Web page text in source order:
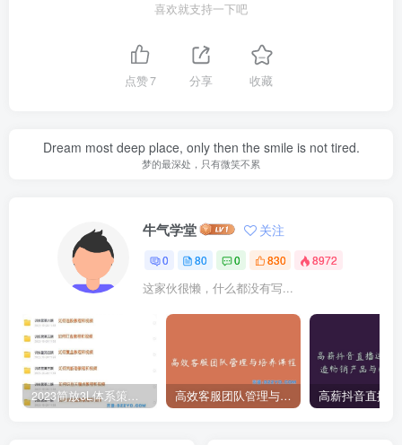
喜欢就支持一下吧
点赞7 分享 收藏
Dream most deep place, only then the smile is not tired.
梦的最深处，只有微笑不累
牛气学堂 关注
0 80 0 830 8972
这家伙很懒，什么都没有写...
2023简放3L体系策略实战课堂全套课程学习视频资源-附赠每期直播实时更新往期 高效客服团队管理与培养课程